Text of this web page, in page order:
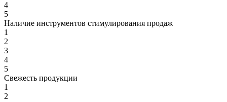
4
5
Наличие инструментов стимулирования продаж
1
2
3
4
5
Свежесть продукции
1
2